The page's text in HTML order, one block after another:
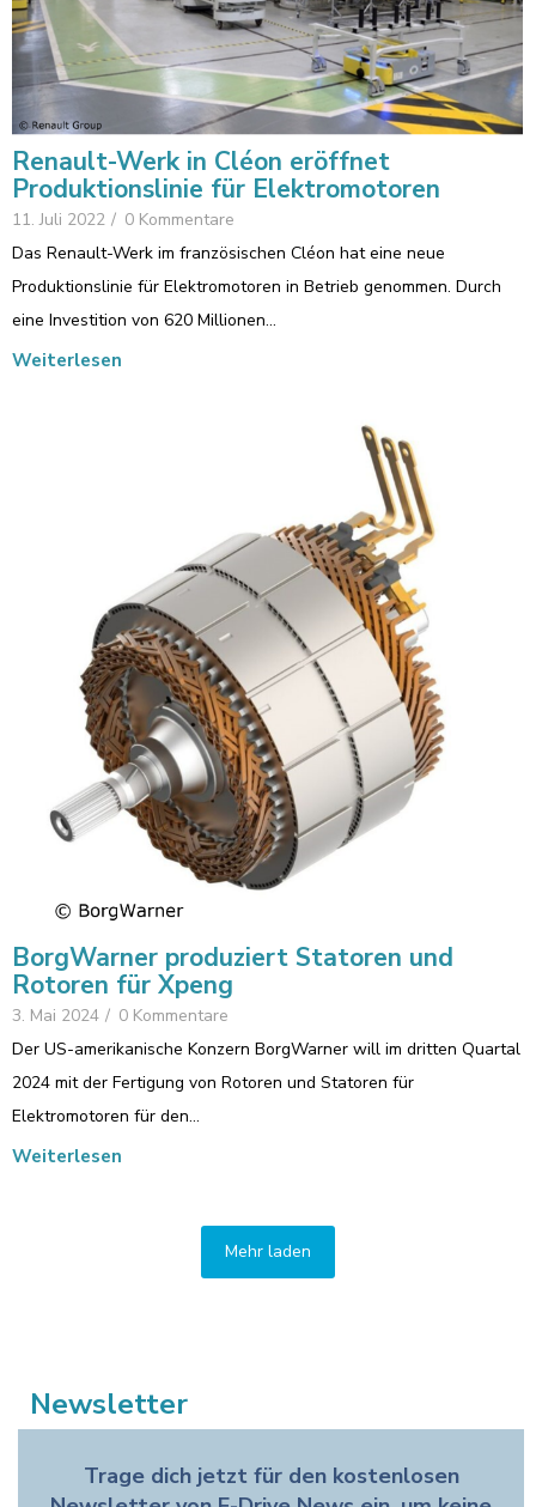
Renault-Werk in Cléon eröffnet
Produktionslinie für Elektromotoren
11. Juli 2022 / 0 Kommentare
Das Renault-Werk im französischen Cléon hat eine neue
Produktionslinie für Elektromotoren in Betrieb genommen. Durch
eine Investition von 620 Millionen…
Weiterlesen
BorgWarner produziert Statoren und
Rotoren für Xpeng
3. Mai 2024 / 0 Kommentare
Der US-amerikanische Konzern BorgWarner will im dritten Quartal
2024 mit der Fertigung von Rotoren und Statoren für
Elektromotoren für den…
Weiterlesen
Mehr laden
Newsletter
Trage dich jetzt für den kostenlosen